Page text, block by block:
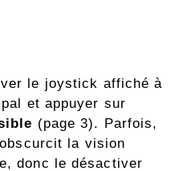
le joystick affiché à
et appuyer sur
(page 3). Parfois,
la vision
donc le désactiver